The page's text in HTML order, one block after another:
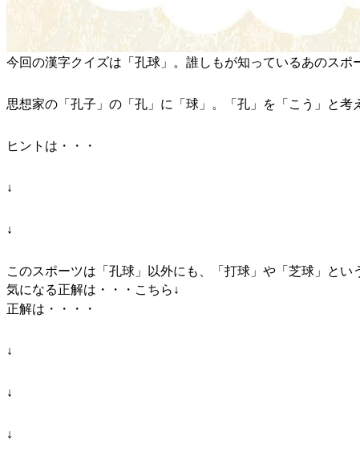
今回の漢字クイズは「孔球」。誰しもが知っているあのスポ
思想家の「孔子」の「孔」に「球」。「孔」を「こう」と
ヒントは・・・
↓
↓
このスポーツは「孔球」以外にも、「打球」や「芝球」とい
気になる正解は・・・こちら↓
正解は・・・・
↓
↓
↓